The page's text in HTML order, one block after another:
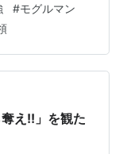
はなく、通り
けました。そ
たのです。そし
潜ってしまいま
バスが溶ける
#モグルマン
え!!」を観た